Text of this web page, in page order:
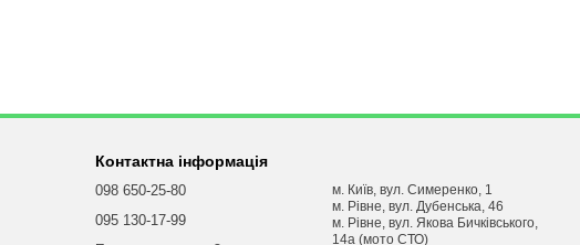
Контактна інформація
098 650-25-80
095 130-17-99
м. Київ, вул. Симеренко, 1
м. Рівне, вул. Дубенська, 46
м. Рівне, вул. Якова Бичківського,
14а (мото СТО)